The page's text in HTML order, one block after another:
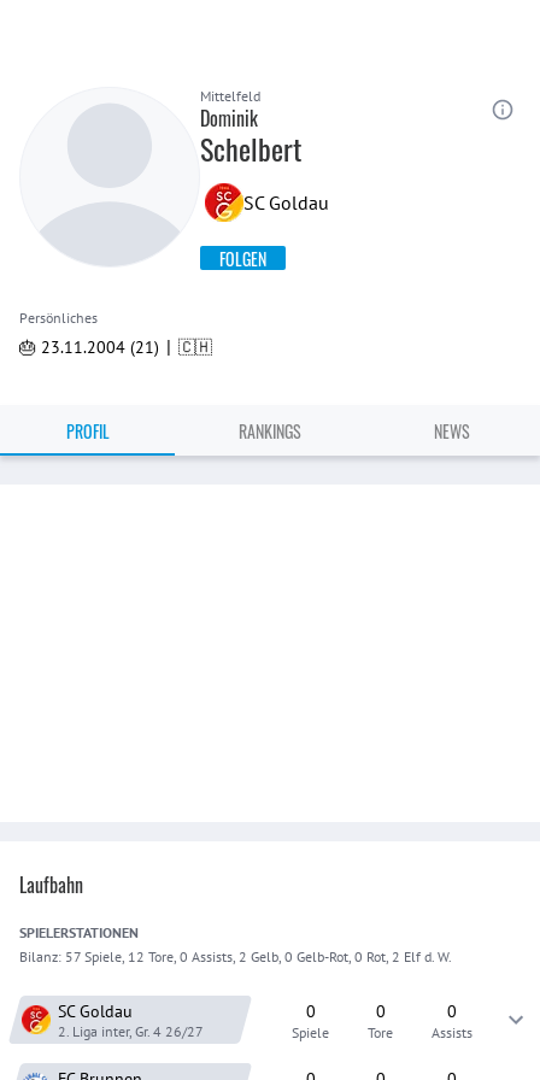
Mittelfeld
Dominik
Schelbert
SC Goldau
FOLGEN
Persönliches
🎂 23.11.2004 (21) | 🇨🇭
PROFIL RANKINGS NEWS
Laufbahn
SPIELERSTATIONEN
Bilanz: 57 Spiele, 12 Tore, 0 Assists, 2 Gelb, 0 Gelb-Rot, 0 Rot, 2 Elf d. W.
SC Goldau
2. Liga inter, Gr. 4 26/27
0
Spiele
0
Tore
0
Assists